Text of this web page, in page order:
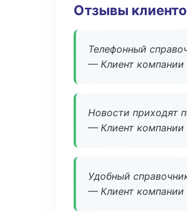
Отзывы
Телефонный
— Клиент компании
Новости приходят
— Клиент компании
Удобный
— Клиент компании